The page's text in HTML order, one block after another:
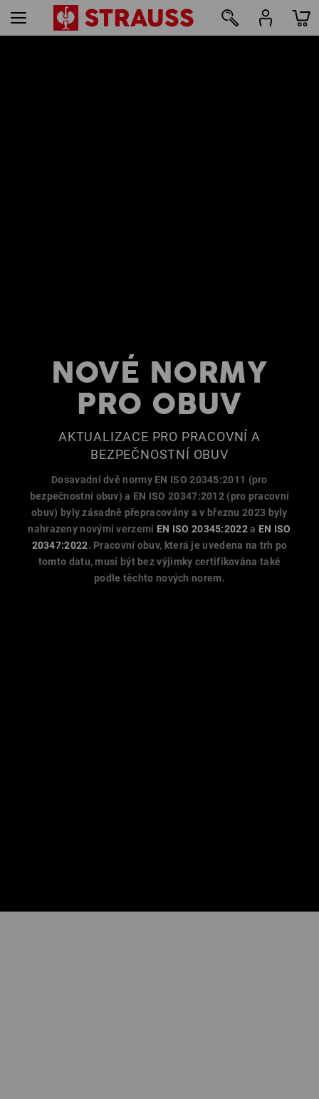
NOVÉ NORMY
PRO OBUV
AKTUALIZACE PRO PRACOVNÍ A
BEZPEČNOSTNÍ OBUV
Dosavadní dvě normy EN ISO 20345:2011 (pro
bezpečnostní obuv) a EN ISO 20347:2012 (pro pracovní
obuv) byly zásadně přepracovány a v březnu 2023 byly
nahrazeny novými verzemi EN ISO 20345:2022a EN ISO
20347:2022. Pracovní obuv, která je uvedena na trh po
tomto datu, musí být bez výjimky certifikována také
podle těchto nových norem.